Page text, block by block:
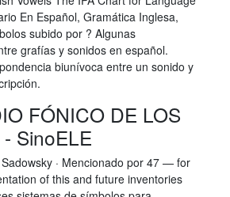
En Español, Gramática Inglesa,
subido por ? Algunas
grafías y sonidos en español.
biunívoca entre un sonido y
FÓNICO DE LOS
SinoELE
· Mencionado por 47 — for
of this and future inventories